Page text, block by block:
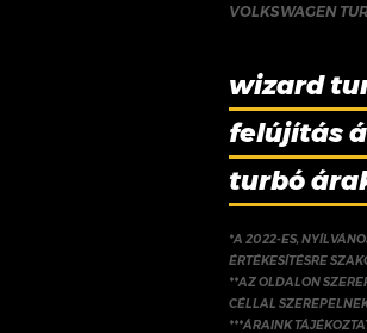
VOLKSWAGEN
wizard
felújítás
turbó
*A 2022-ES,
ÉRTÉKESÍTÉSRE
**AZ OLDALON
CÉLLAL
***ÁRAINK